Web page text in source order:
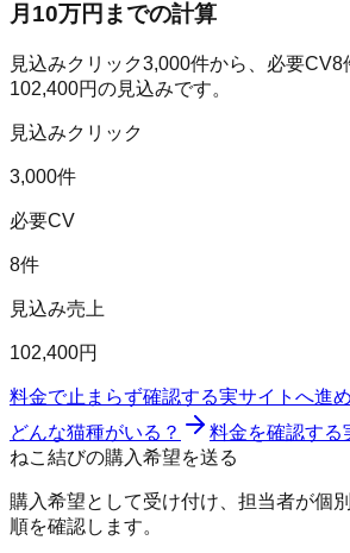
月10万円までの計算
見込みクリック3,000件から、必要CV8
102,400円の見込みです。
見込みクリック
3,000件
必要CV
8件
見込み売上
102,400円
料金で止まらず確認する実サイトへ進
どんな猫種がいる？
料金を確認する
ねこ結びの購入希望を送る
購入希望として受け付け、担当者が個
順を確認します。